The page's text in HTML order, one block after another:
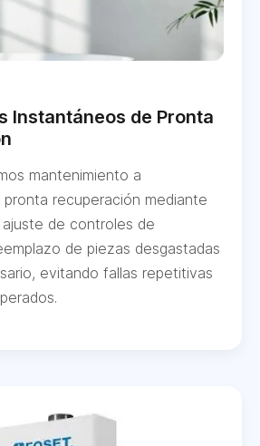
Instantáneos de Pronta
mantenimiento a
recuperación mediante
ajuste de controles de
de piezas desgastadas
evitando fallas repetitivas